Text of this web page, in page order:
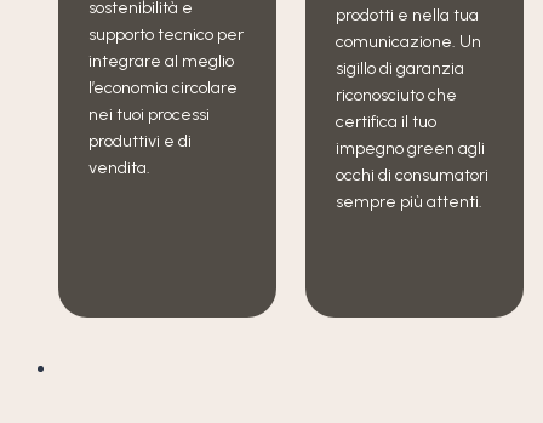
sostenibilità e
supporto tecnico per
integrare al meglio
l’economia circolare
nei tuoi processi
produttivi e di
vendita.
prodotti e nella tua
comunicazione. Un
sigillo di garanzia
riconosciuto che
certifica il tuo
impegno green agli
occhi di consumatori
sempre più attenti.